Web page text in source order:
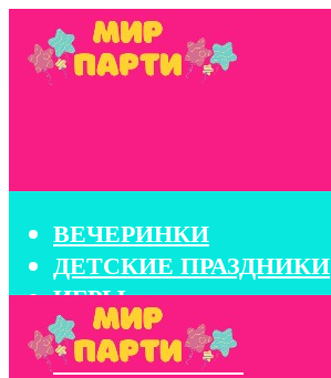
ВЕЧЕРИНКИ
ДЕТСКИЕ ПРАЗДНИКИ
ИГРЫ
КОНКУРСЫ
КОРПОРАТИВЫ